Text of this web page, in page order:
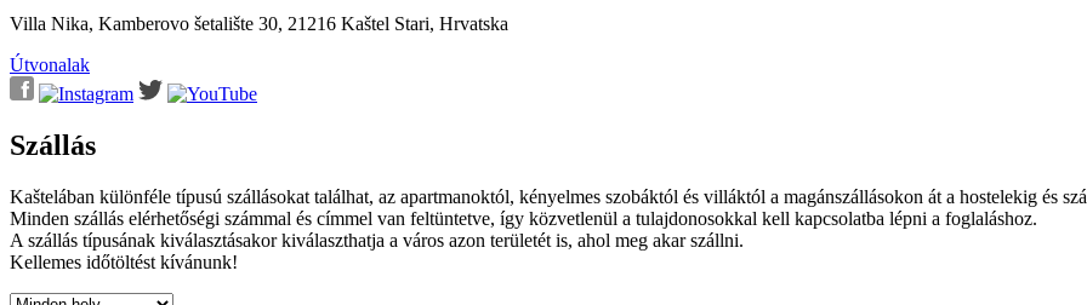
Villa Nika, Kamberovo šetalište 30, 21216 Kaštel Stari, Hrvatska
Útvonalak
Szállás
Kaštelában különféle típusú szállásokat találhat, az apartmanoktól, kényelmes szobáktól és villáktól a magánszállásokon át a hostelekig és
Minden szállás elérhetőségi számmal és címmel van feltüntetve, így közvetlenül a tulajdonosokkal kell kapcsolatba lépni a foglaláshoz.
A szállás típusának kiválasztásakor kiválaszthatja a város azon területét is, ahol meg akar szállni.
Kellemes időtöltést kívánunk!